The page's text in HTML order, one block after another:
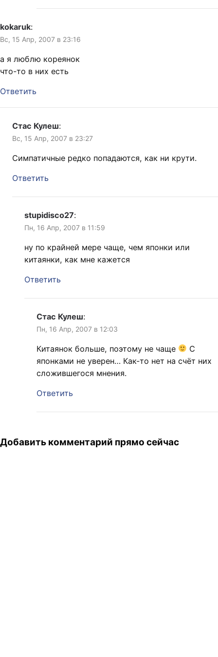
kokaruk:
Вс, 15 Апр, 2007 в 23:16
а я люблю кореянок
что-то в них есть
Ответить
Стас Кулеш:
Вс, 15 Апр, 2007 в 23:27
Симпатичные редко попадаются, как ни крути.
Ответить
stupidisco27:
Пн, 16 Апр, 2007 в 11:59
ну по крайней мере чаще, чем японки или
китаянки, как мне кажется
Ответить
Стас Кулеш:
Пн, 16 Апр, 2007 в 12:03
Китаянок больше, поэтому не чаще
С
японками не уверен… Как-то нет на счёт них
сложившегося мнения.
Ответить
Добавить комментарий прямо сейчас